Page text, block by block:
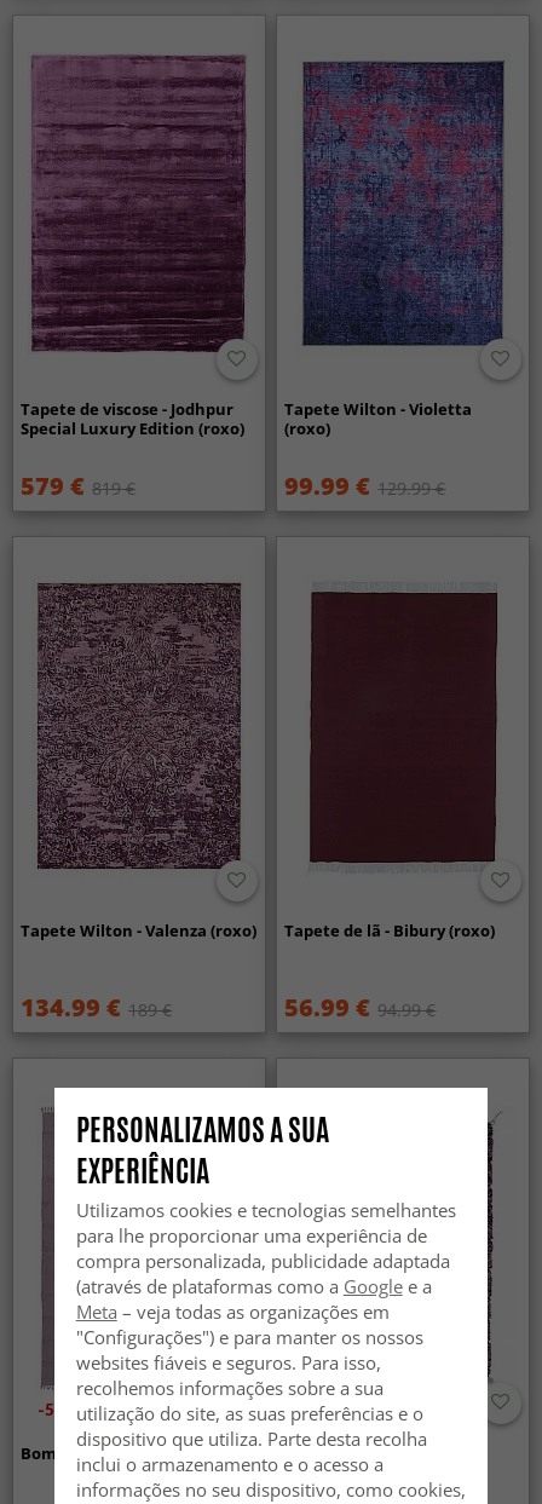
Tapete de viscose - Jodhpur
Special Luxury Edition (roxo)
579 € 819 €
Tapete Wilton - Violetta
(roxo)
99.99 € 129.99 €
Tapete Wilton - Valenza (roxo)
134.99 € 189 €
Tapete de lã - Bibury (roxo)
56.99 € 94.99 €
-50%
Bomullsmatta - Lilje (lila)
Tapete Kilim Marroquino
Azilal 290 x 210 cm
PERSONALIZAMOS A SUA
EXPERIÊNCIA
Utilizamos cookies e tecnologias semelhantes
para lhe proporcionar uma experiência de
compra personalizada, publicidade adaptada
(através de plataformas como a Googlee a
Meta – veja todas as organizações em
"Configurações") e para manter os nossos
websites fiáveis e seguros. Para isso,
recolhemos informações sobre a sua
utilização do site, as suas preferências e o
dispositivo que utiliza. Parte desta recolha
inclui o armazenamento e o acesso a
informações no seu dispositivo, como cookies,